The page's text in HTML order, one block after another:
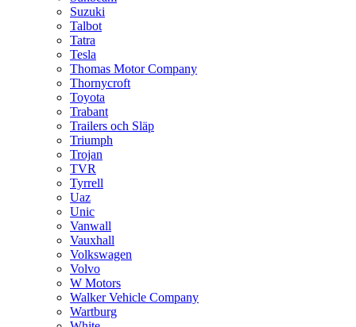
Suzuki
Talbot
Tatra
Tesla
Thomas Motor Company
Thornycroft
Toyota
Trabant
Trailers och Släp
Triumph
Trojan
TVR
Tyrrell
Uaz
Unic
Vanwall
Vauxhall
Volkswagen
Volvo
W Motors
Walker Vehicle Company
Wartburg